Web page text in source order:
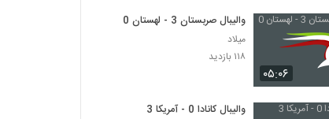
۰۵:۰۶
والیبال صربستان 3 - لهستان 0
میلاد
۱۱۸ بازدید
والیبال کانادا 0 - آمریکا 3